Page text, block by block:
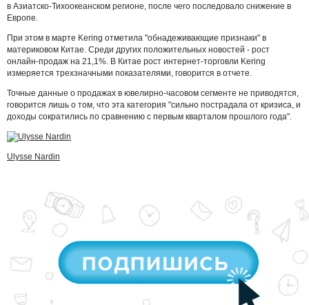
в Азиатско-Тихоокеанском регионе, после чего последовало снижение в
Европе.
При этом в марте Kering отметила "обнадеживающие признаки" в
материковом Китае. Среди других положительных новостей - рост
онлайн-продаж на 21,1%. В Китае рост интернет-торговли Kering
измеряется трехзначными показателями, говорится в отчете.
Точные данные о продажах в ювелирно-часовом сегменте не приводятся,
говорится лишь о том, что эта категория "сильно пострадала от кризиса, и
доходы сократились по сравнению с первым кварталом прошлого года".
Ulysse Nardin